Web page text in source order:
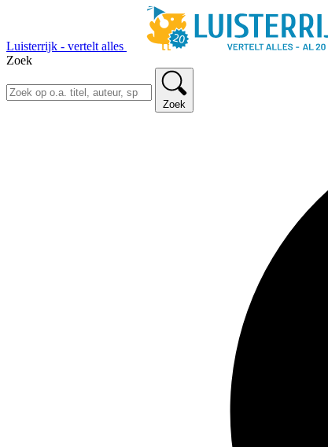
Luisterrijk - vertelt alles
Zoek
Zoek